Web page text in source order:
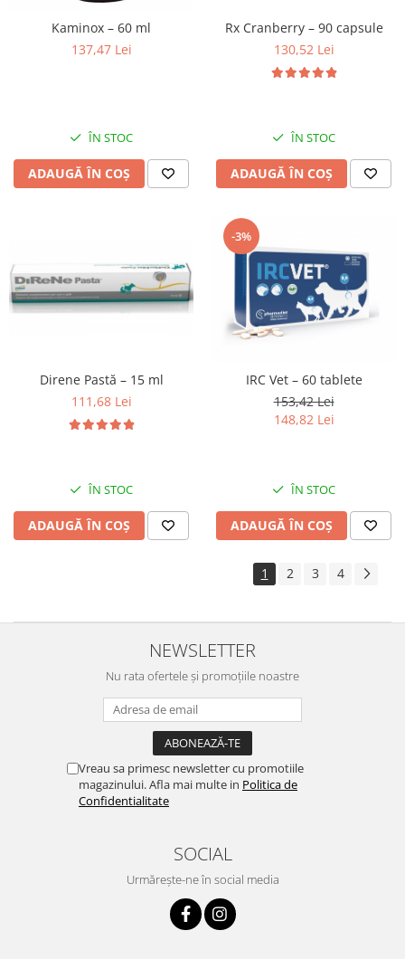
Kaminox – 60 ml
137,47 Lei
ÎN STOC
ADAUGĂ ÎN COȘ
Rx Cranberry – 90 capsule
130,52 Lei
ÎN STOC
ADAUGĂ ÎN COȘ
Direne Pastă – 15 ml
111,68 Lei
ÎN STOC
ADAUGĂ ÎN COȘ
-3%
IRC Vet – 60 tablete
153,42 Lei
148,82 Lei
ÎN STOC
ADAUGĂ ÎN COȘ
1 2 3 4
NEWSLETTER
Nu rata ofertele și promoțiile noastre
Vreau sa primesc newsletter cu promotiile
magazinului. Afla mai multe in Politica de
Confidentialitate
SOCIAL
Urmărește-ne în social media